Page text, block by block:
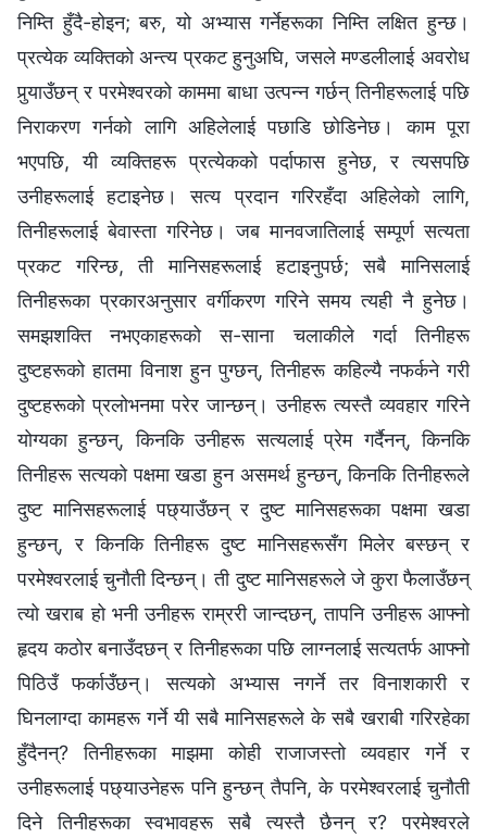
निम्ति हुँदै-होइन; बरु, यो अभ्यास गर्नेहरूका निम्ति लक्षित हुन्छ।
प्रत्येक व्यक्तिको अन्त्य प्रकट हुनुअघि, जसले मण्डलीलाई अवरोध
पुर्‍याउँछन् र परमेश्‍वरको काममा बाधा उत्पन्न गर्छन् तिनीहरूलाई पछि
निराकरण गर्नको लागि अहिलेलाई पछाडि छोडिनेछ। काम पूरा
भएपछि, यी व्यक्तिहरू प्रत्येकको पर्दाफास हुनेछ, र त्यसपछि
उनीहरूलाई हटाइनेछ। सत्य प्रदान गरिरहँदा अहिलेको लागि,
तिनीहरूलाई बेवास्ता गरिनेछ। जब मानवजातिलाई सम्पूर्ण सत्यता
प्रकट गरिन्छ, ती मानिसहरूलाई हटाइनुपर्छ; सबै मानिसलाई
तिनीहरूका प्रकारअनुसार वर्गीकरण गरिने समय त्यही नै हुनेछ।
समझशक्ति नभएकाहरूको स-साना चलाकीले गर्दा तिनीहरू
दुष्टहरूको हातमा विनाश हुन पुग्छन्, तिनीहरू कहिल्यै नफर्कने गरी
दुष्टहरूको प्रलोभनमा परेर जान्छन्। उनीहरू त्यस्तै व्यवहार गरिने
योग्यका हुन्छन्, किनकि उनीहरू सत्यलाई प्रेम गर्दैनन्, किनकि
तिनीहरू सत्यको पक्षमा खडा हुन असमर्थ हुन्छन्, किनकि तिनीहरूले
दुष्ट मानिसहरूलाई पछ्याउँछन् र दुष्ट मानिसहरूका पक्षमा खडा
हुन्छन्, र किनकि तिनीहरू दुष्ट मानिसहरूसँग मिलेर बस्छन् र
परमेश्‍वरलाई चुनौती दिन्छन्। ती दुष्ट मानिसहरूले जे कुरा फैलाउँछन्
त्यो खराब हो भनी उनीहरू राम्ररी जान्दछन्, तापनि उनीहरू आफ्नो
हृदय कठोर बनाउँदछन् र तिनीहरूका पछि लाग्नलाई सत्यतर्फ आफ्नो
पिठिउँ फर्काउँछन्। सत्यको अभ्यास नगर्ने तर विनाशकारी र
घिनलाग्दा कामहरू गर्ने यी सबै मानिसहरूले के सबै खराबी गरिरहेका
हुँदैनन्? तिनीहरूका माझमा कोही राजाजस्तो व्यवहार गर्ने र
उनीहरूलाई पछ्याउनेहरू पनि हुन्छन् तैपनि, के परमेश्‍वरलाई चुनौती
दिने तिनीहरूका स्वभावहरू सबै त्यस्तै छैनन् र? परमेश्‍वरले